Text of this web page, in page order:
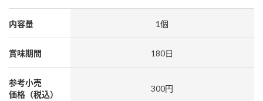
かおりの蔵
鍋なび
PIN印
ニュースリリース
内容量 1個
賞味期間 180日
参考小売
価格（税込）
300円